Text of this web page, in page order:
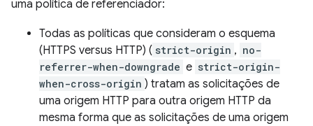
uma política de referenciador:
Todas as políticas que consideram o esquema
(HTTPS versus HTTP) ( strict-origin , no-
referrer-when-downgrade e strict-origin-
when-cross-origin ) tratam as solicitações de
uma origem HTTP para outra origem HTTP da
mesma forma que as solicitações de uma origem